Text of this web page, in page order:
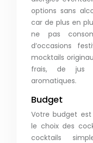
options sans
car de plus en
ne pas
d’occasions
mocktails
frais, de jus
aromatiques.
Budget
Votre budget
le choix des
cocktails